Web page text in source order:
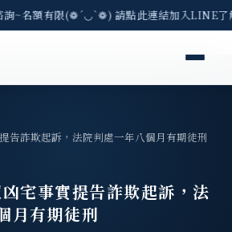
~名額有限(❁´◡`❁) 請點此連結加入LINE
告詐欺起訴，法院判處一年八個月有期徒刑
宅事實提告詐欺起訴，法
月有期徒刑